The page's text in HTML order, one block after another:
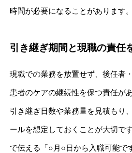
時間が必要になることがあります。
引き継ぎ期間と現職の責任
現職での業務を放置せず、後任者
患者のケアの継続性を保つ責任が
引き継ぎ日数や業務量を見積もり
ールを想定しておくことが大切で
で伝える「○月○日から入職可能で